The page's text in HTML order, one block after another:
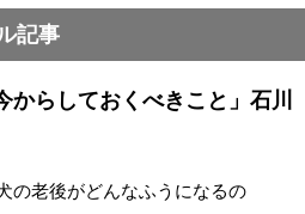
記事
からしておくべきこと」石川
の老後がどんなふうになるの